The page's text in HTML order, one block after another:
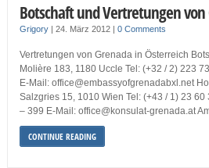
Botschaft und Vertretungen von
Grigory| 24. März 2012 | 0 Comments
Vertretungen von Grenada in Österreich
Molière 183, 1180 Uccle Tel: (+32 / 2) 223
E-Mail: office@embassyofgrenadabxl.net
Salzgries 15, 1010 Wien Tel: (+43 / 1) 23
– 399 E-Mail: office@konsulat-grenada.at
CONTINUE READING